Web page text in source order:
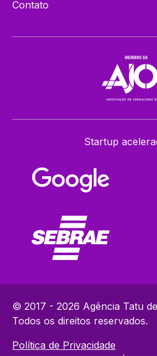
Contato
Startup
© 2017 - 2026 Agência Tatu
Todos os direitos reservados.
Política de Privacidade